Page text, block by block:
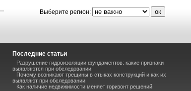
Выберите регион:
Последние статьи
Разрушение гидроизоляции фундаментов: какие признаки
выявляются при обследовании
Почему возникают трещины в стыках конструкций и как их
выявляют при обследовании
Как наличие недвижимости меняет горизонт решений